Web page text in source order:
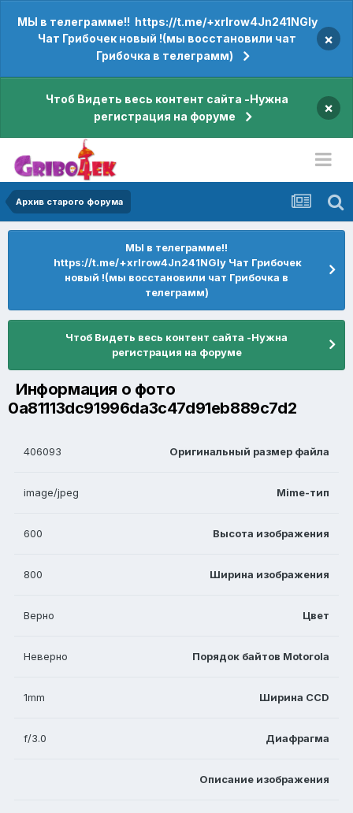
МЫ в телеграмме!! https://t.me/+xrIrow4Jn241NGIy
Чат Грибочек новый !(мы восстановили чат
Грибочка в телеграмм)
×
Чтоб Видеть весь контент сайта -Нужна
регистрация на форуме
×
Архив старого форума
МЫ в телеграмме!!
https://t.me/+xrIrow4Jn241NGIy Чат Грибочек
новый !(мы восстановили чат Грибочка в
телеграмм)
Чтоб Видеть весь контент сайта -Нужна
регистрация на форуме
Информация о фото
0a81113dc91996da3c47d91eb889c7d2
Оригинальный размер файла
406093
Mime-тип
image/jpeg
Высота изображения
600
Ширина изображения
800
Цвет
Верно
Порядок байтов Motorola
Неверно
Ширина CCD
1mm
Диафрагма
f/3.0
Описание изображения